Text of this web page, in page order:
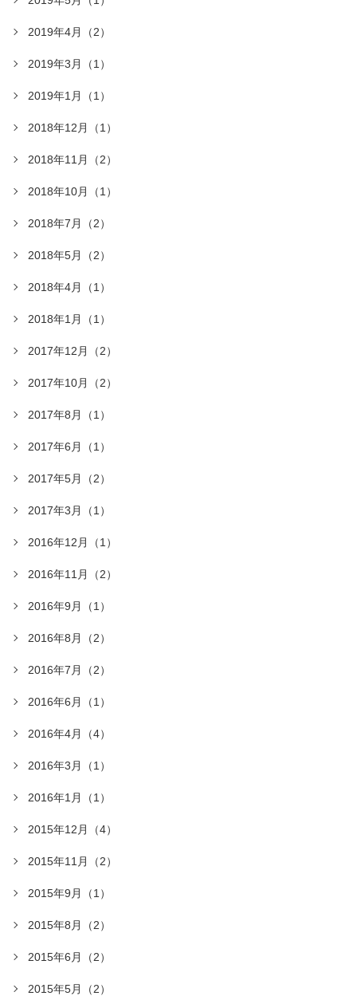
2019年4月（2）
2019年3月（1）
2019年1月（1）
2018年12月（1）
2018年11月（2）
2018年10月（1）
2018年7月（2）
2018年5月（2）
2018年4月（1）
2018年1月（1）
2017年12月（2）
2017年10月（2）
2017年8月（1）
2017年6月（1）
2017年5月（2）
2017年3月（1）
2016年12月（1）
2016年11月（2）
2016年9月（1）
2016年8月（2）
2016年7月（2）
2016年6月（1）
2016年4月（4）
2016年3月（1）
2016年1月（1）
2015年12月（4）
2015年11月（2）
2015年9月（1）
2015年8月（2）
2015年6月（2）
2015年5月（2）